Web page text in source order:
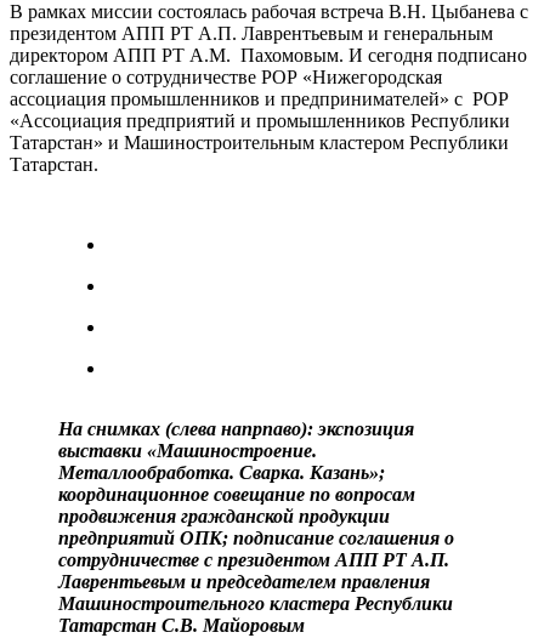
В рамках миссии состоялась рабочая встреча В.Н. Цыбанева с
президентом АПП РТ А.П. Лаврентьевым и генеральным
директором АПП РТ А.М. Пахомовым. И сегодня подписано
соглашение о сотрудничестве РОР «Нижегородская
ассоциация промышленников и предпринимателей» с РОР
«Ассоциация предприятий и промышленников Республики
Татарстан» и Машиностроительным кластером Республики
Татарстан.
На снимках (слева напрпаво): экспозиция
выставки «Машиностроение.
Металлообработка. Сварка. Казань»;
координационное совещание по вопросам
продвижения гражданской продукции
предприятий ОПК; подписание соглашения о
сотрудничестве с президентом АПП РТ А.П.
Лаврентьевым и председателем правления
Машиностроительного кластера Республики
Татарстан С.В. Майоровым